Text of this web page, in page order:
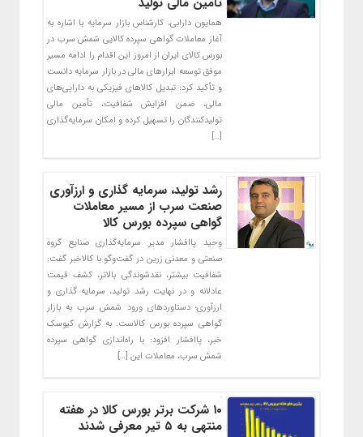
همایون دارابی، کارشناس بازار سرمایه با اشاره به
آغاز معاملات گواهی سپرده کالایی شمش سرب در
بورس کالای ایران از امروز این اقدام را ادامه مسیر
موفق توسعه ابزارهای مالی در بازار سرمایه دانست
و تأکید کرد: تبدیل کالاهای فیزیکی به دارایی‌های
مالی، ضمن افزایش شفافیت، تأمین مالی
تولیدکنندگان را تسهیل کرده و امکان سرمایه‌گذاری
[…]
رشد تولید، سرمایه گذاری و ارزآوری
صنعت سرب از مسیر معاملات
گواهی سپرده بورس کالا
وحید پاافشار مدیر سرمایه‌گذاری صنایع گروه
صنعتی و معدنی زرین در گفت‌وگو با کالاخبر گفت:
شفافیت بیشتر، نقدشوندگی بالاتر، کشف قیمت
عادلانه و در نهایت رشد تولید، سرمایه گذاری و
ارزآوری؛ دستاوردهای ورود شمش سرب به بازار
گواهی سپرده بورس کالاست. به گزارش کیوسک
خبر، پاافشار افزود: با راه‌اندازی گواهی سپرده
شمش سرب، معاملات این […]
۱۰ شرکت برتر بورس کالا در هفته
منتهی به ۵ تیر معرفی شدند